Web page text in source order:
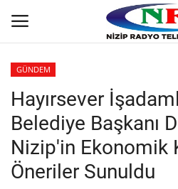
Ana
GÜNDEM
Asayiş
GÜNDEM
Hayırsever
Belediye Başkanı
Nizip'in Ekonomik
Öneriler Sunuldu